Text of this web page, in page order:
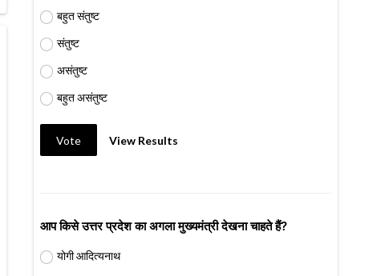
बहुत संतुष्ट
संतुष्ट
असंतुष्ट
बहुत असंतुष्ट
Vote View Results
आप किसे उत्तर प्रदेश का अगला मुख्यमंत्री देखना चाहते हैं?
योगी आदित्यनाथ